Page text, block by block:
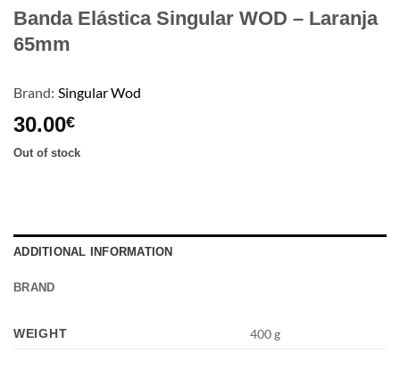
Banda Elástica Singular WOD – Laranja
65mm
Brand: Singular Wod
30.00€
Out of stock
ADDITIONAL INFORMATION
BRAND
WEIGHT 400 g